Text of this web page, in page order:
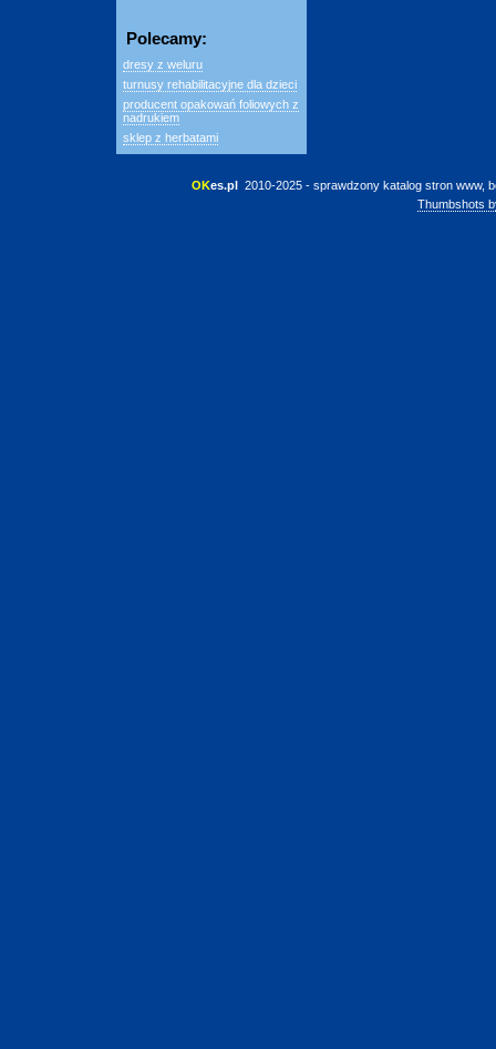
Polecamy:
dresy z weluru
turnusy rehabilitacyjne dla dzieci
producent opakowań foliowych z
nadrukiem
sklep z herbatami
OKes.pl 2010-2025 - sprawdzony katalog stron www,
Thumbshots